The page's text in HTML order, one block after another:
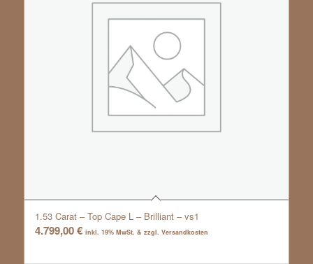
1.53 Carat – Top Cape L – Brilliant – vs1
4.799,00€ inkl. 19% MwSt. & zzgl. Versandkosten